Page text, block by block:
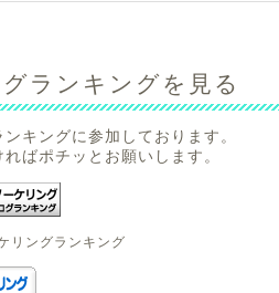
ランキングを見る
ンキングに参加しております。
ればポチッとお願いします。
リングランキング